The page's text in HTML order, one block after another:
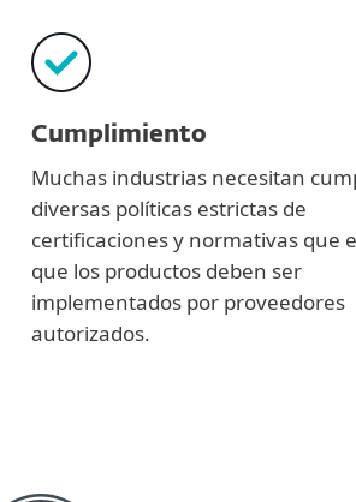
Cumplimiento
Muchas industrias necesitan
diversas políticas estrictas de
certificaciones y normativas que
que los productos deben ser
implementados por proveedores
autorizados.